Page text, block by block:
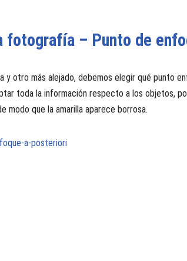
fotografía – Punto de
y otro más alejado, debemos elegir qué punto
toda la información respecto a los objetos,
modo que la amarilla aparece borrosa.
a-posteriori